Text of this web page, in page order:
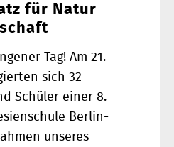
für Natur
Tag! Am 21.
sich 32
Schüler einer 8.
Berlin-
unseres